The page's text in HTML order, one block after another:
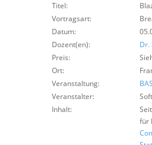
Titel:
Vortragsart:
Datum:
Dozent(en):
Dr.
Preis:
Ort:
Veranstaltung:
Veranstalter:
Inhalt:
Seit
für